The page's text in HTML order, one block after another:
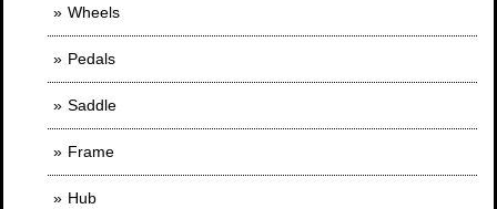
Wheels
Pedals
Saddle
Frame
Hub